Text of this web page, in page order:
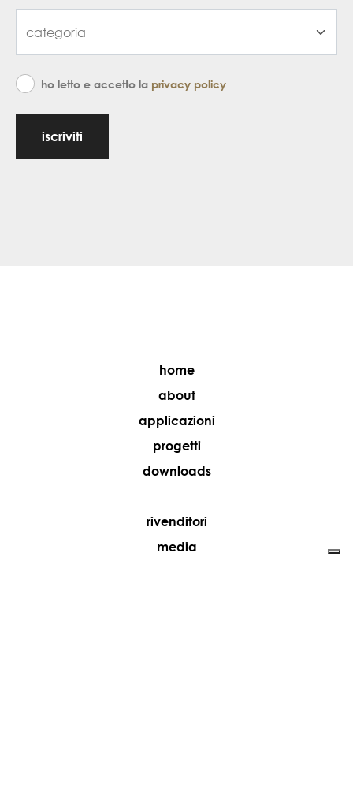
ho letto e accetto la privacy policy
iscriviti
home
about
applicazioni
progetti
downloads
rivenditori
media